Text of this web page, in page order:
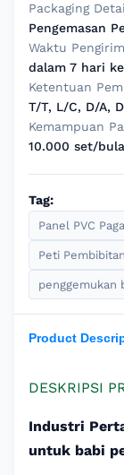
Packaging
Pengemasan
Waktu
dalam 7 hari
Ketentuan
T/T, L/C, D/A,
Kemampuan
10.000 set/
Tag:
Panel PVC
Peti
penggemukan
Product
DESKRIPSI
Industri
untuk babi